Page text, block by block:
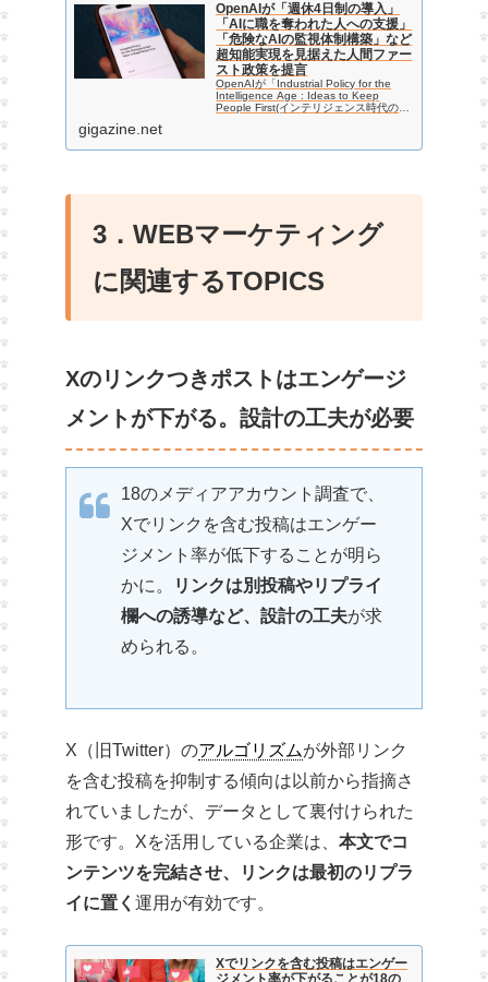
OpenAIが「週休4日制の導入」
「AIに職を奪われた人への支援」
「危険なAIの監視体制構築」など
超知能実現を見据えた人間ファー
スト政策を提言
OpenAIが「Industrial Policy for the
Intelligence Age : Ideas to Keep
People First(インテリジェンス時代のた
gigazine.net
3．WEBマーケティング
に関連するTOPICS
Xのリンクつきポストはエンゲージ
メントが下がる。設計の工夫が必要
18のメディアアカウント調査で、
Xでリンクを含む投稿はエンゲー
ジメント率が低下することが明ら
かに。
リンクは別投稿やリプライ
欄への誘導など、設計の工夫が求
められる。
X（旧Twitter）のアルゴリズムが外部リンク
を含む投稿を抑制する傾向は以前から指摘さ
れていましたが、データとして裏付けられた
形です。Xを活用している企業は、 本文でコ
ンテンツを完結させ、リンクは最初のリプラ
イに置く 運用が有効です。
Xでリンクを含む投稿はエンゲー